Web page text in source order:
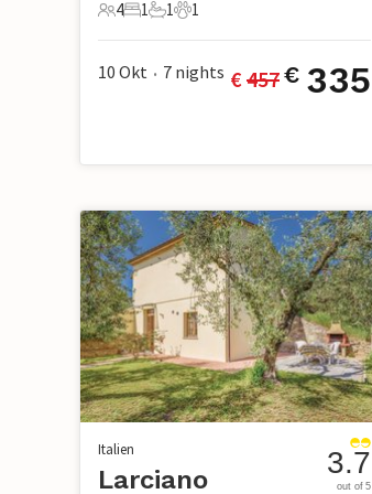
4 Gäste
4
1 Schlafzimmer
1
1 Badezimmer
1
1 Haustier
1
10 Okt • 7 nights € 457€ 335
Italien
Larciano 3.7
out of 5